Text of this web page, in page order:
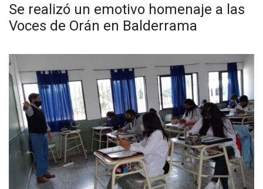
Se realizó un emotivo homenaje a las
Voces de Orán en Balderrama